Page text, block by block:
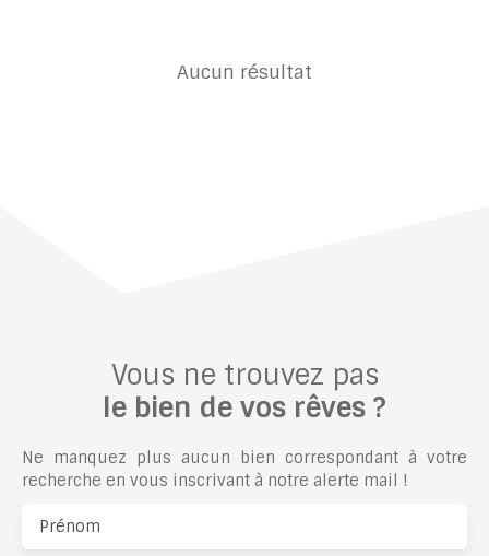
Aucun résultat
Vous ne trouvez pas
le bien de vos rêves ?
Ne manquez plus aucun bien correspondant à votre
recherche en vous inscrivant à notre alerte mail !
Prénom